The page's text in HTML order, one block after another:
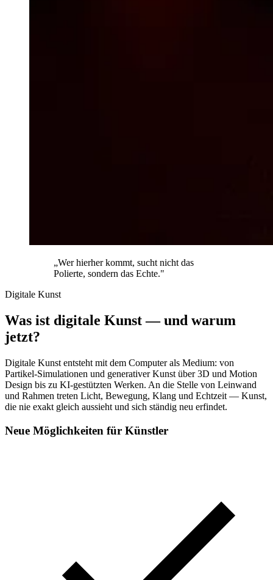
„Wer hierher kommt, sucht nicht das
Polierte, sondern das Echte."
Digitale Kunst
Was ist digitale Kunst — und warum
jetzt?
Digitale Kunst entsteht mit dem Computer als Medium: von
Partikel-Simulationen und generativer Kunst über 3D und Motion
Design bis zu KI-gestützten Werken. An die Stelle von Leinwand
und Rahmen treten Licht, Bewegung, Klang und Echtzeit — Kunst,
die nie exakt gleich aussieht und sich ständig neu erfindet.
Neue Möglichkeiten für Künstler